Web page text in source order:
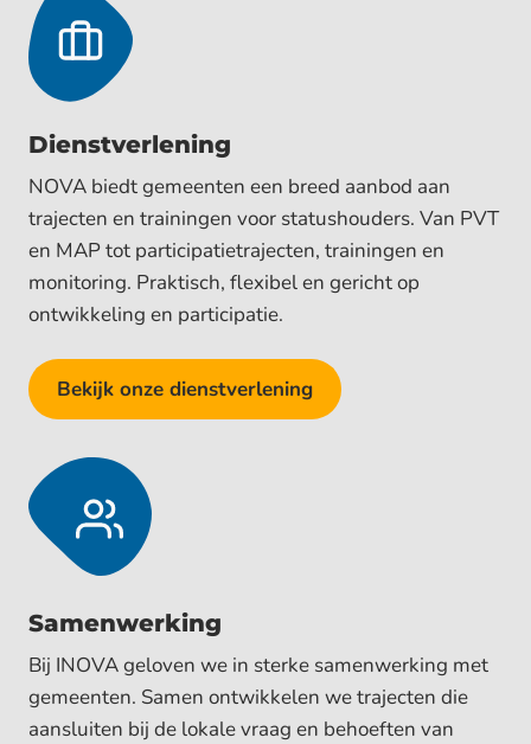
Dienst­verlening
NOVA biedt gemeenten een breed aanbod aan
trajecten en trainingen voor statushouders. Van PVT
en MAP tot participatietrajecten, trainingen en
monitoring. Praktisch, flexibel en gericht op
ontwikkeling en participatie.
Bekijk onze dienstverlening
Samen­werking
Bij INOVA geloven we in sterke samenwerking met
gemeenten. Samen ontwikkelen we trajecten die
aansluiten bij de lokale vraag en behoeften van